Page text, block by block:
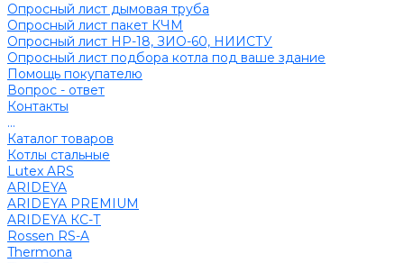
Опросный лист дымовая труба
Опросный лист пакет КЧМ
Опросный лист НР-18, ЗИО-60, НИИСТУ
Опросный лист подбора котла под ваше здание
Помощь покупателю
Вопрос - ответ
Контакты
...
Каталог товаров
Котлы стальные
Lutex ARS
ARIDEYA
ARIDEYA PREMIUM
ARIDEYA КС-Т
Rossen RS-A
Thermona